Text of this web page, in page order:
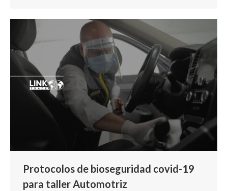
Protocolos de bioseguridad covid-19
para taller Automotriz